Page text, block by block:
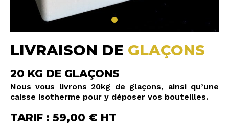
LIVRAISON DE GLAÇONS
20 KG DE GLAÇONS
Nous vous livrons 20kg de glaçons, ainsi qu’une
caisse isotherme pour y déposer vos bouteilles.
TARIF : 59,00 € HT